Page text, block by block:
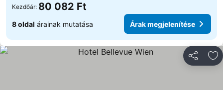
Kezdőár: 80 082 Ft
8 oldal árainak mutatása Árak megjelenítése